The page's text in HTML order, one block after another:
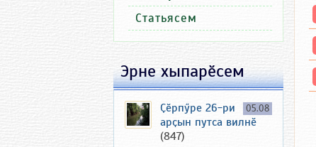
Статьясем
Эрне хыпарӗсем
05.08
Ҫӗрпӳре 26-ри
арҫын путса вилнӗ
(847)